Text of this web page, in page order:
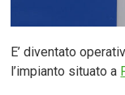
E’ diventato
l’impianto situato a